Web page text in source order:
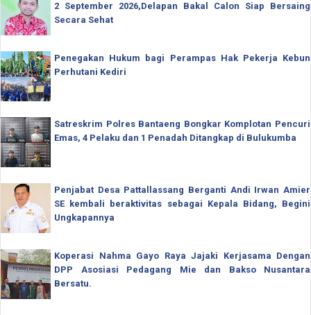
2 September 2026,Delapan Bakal Calon Siap Bersaing
Secara Sehat
Penegakan Hukum bagi Perampas Hak Pekerja Kebun
Perhutani Kediri
Satreskrim Polres Bantaeng Bongkar Komplotan Pencuri
Emas, 4 Pelaku dan 1 Penadah Ditangkap di Bulukumba
Penjabat Desa Pattallassang Berganti Andi Irwan Amier
SE kembali beraktivitas sebagai Kepala Bidang, Begini
Ungkapannya
Koperasi Nahma Gayo Raya Jajaki Kerjasama Dengan
DPP Asosiasi Pedagang Mie dan Bakso Nusantara
Bersatu.